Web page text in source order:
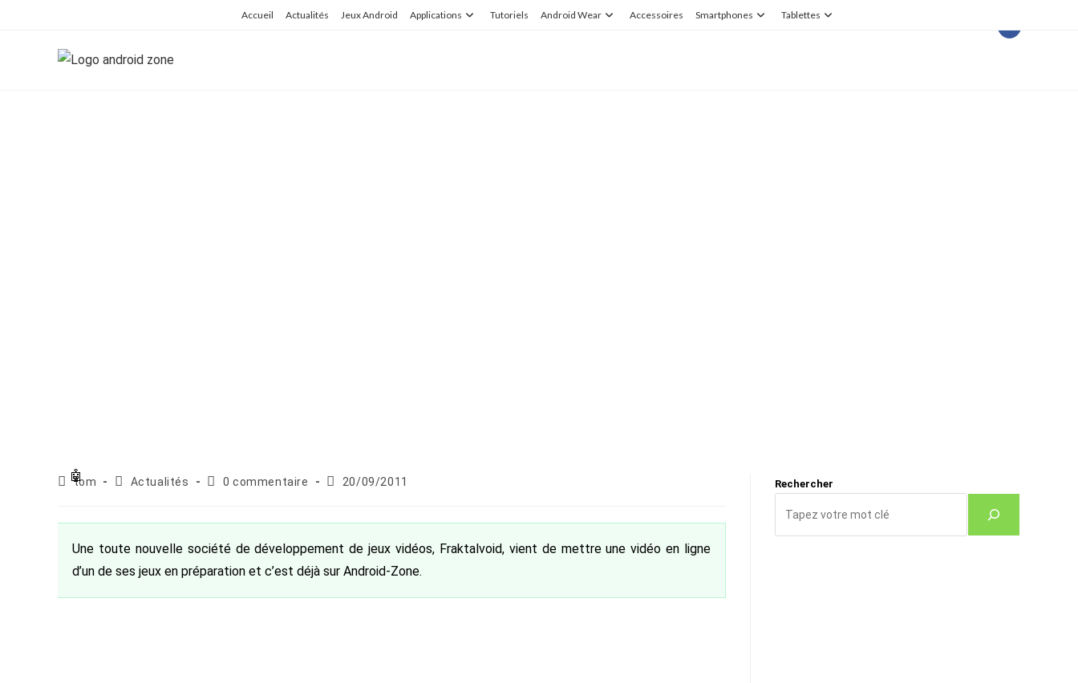
Accueil Actualités Jeux Android Applications Tutoriels Android Wear Accessoires Smartphones Tablettes
Auteur/autrice
publication :
tom
PostActualités
Commentaires
publication :
0 commentaire
Publication
20/09/2011
Une toute nouvelle société de développement de jeux vidéos, Fraktalvoid, vient de mettre une vidéo en ligne
d’un de ses jeux en préparation et c’est déjà sur Android-Zone.
Rechercher